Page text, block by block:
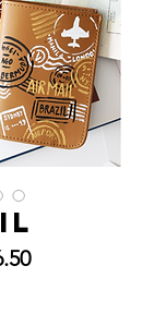
Precio